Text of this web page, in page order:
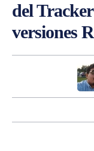
del
versiones